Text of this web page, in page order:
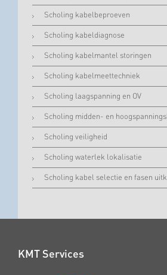
Scholing kabelbeproeven
Scholing kabeldiagnose
Scholing kabelmantel storingen
Scholing kabelmeettechniek
Scholing laagspanning en OV
Scholing midden- en
Scholing veiligheid
Scholing waterlek lokalisatie
Scholing kabel selectie en fasen
KMT Services